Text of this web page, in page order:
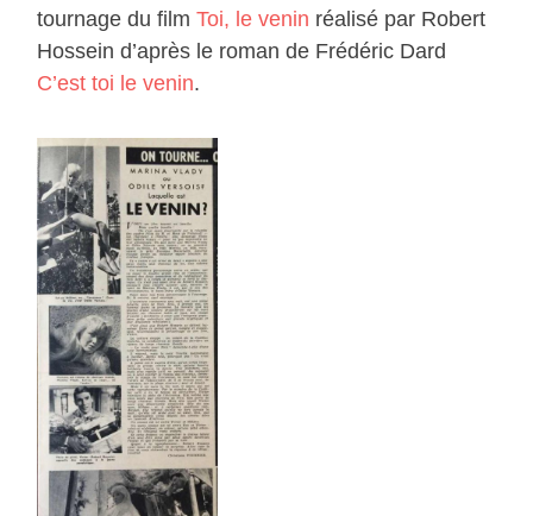
tournage du filmToi, le venin réalisé par Robert
Hossein d’après le roman de Frédéric Dard
C’est toi le venin.